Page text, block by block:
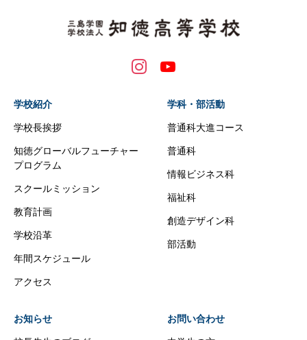
学校紹介
学校長挨拶
知徳グローバルフューチャー
プログラム
スクールミッション
教育計画
学校沿革
年間スケジュール
アクセス
学科・部活動
普通科大進コース
普通科
情報ビジネス科
福祉科
創造デザイン科
部活動
お知らせ お問い合わせ